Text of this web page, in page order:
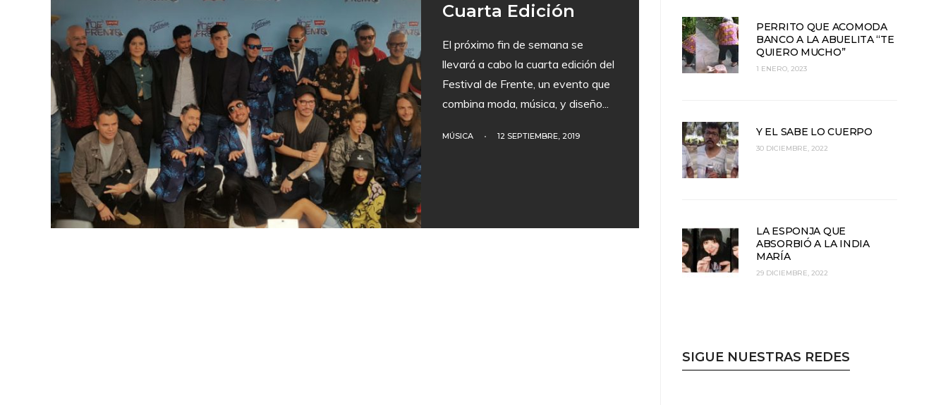
Cuarta Edición
El próximo fin de semana se
llevará a cabo la cuarta edición del
Festival de Frente, un evento que
combina moda, música, y diseño...
MÚSICA • 12 SEPTIEMBRE, 2019
PERRITO QUE ACOMODA
BANCO A LA ABUELITA “TE
QUIERO MUCHO”
1 ENERO, 2023
Y EL SABE LO CUERPO
30 DICIEMBRE, 2022
LA ESPONJA QUE
ABSORBIÓ A LA INDIA
MARÍA
29 DICIEMBRE, 2022
SIGUE NUESTRAS REDES